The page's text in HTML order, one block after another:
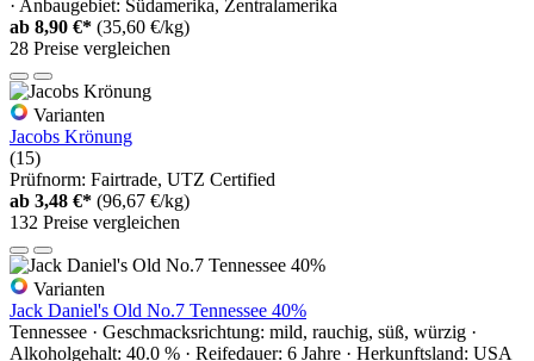
· Anbaugebiet: Südamerika, Zentralamerika
ab 8,90 €* (35,60 €/kg)
28 Preise vergleichen
Varianten
Jacobs Krönung
(15)
Prüfnorm: Fairtrade, UTZ Certified
ab 3,48 €* (96,67 €/kg)
132 Preise vergleichen
Varianten
Jack Daniel's Old No.7 Tennessee 40%
Tennessee · Geschmacksrichtung: mild, rauchig, süß, würzig ·
Alkoholgehalt: 40.0 % · Reifedauer: 6 Jahre · Herkunftsland: USA